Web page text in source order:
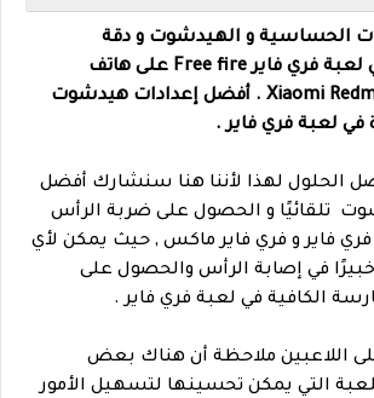
الحساسية و الهيدشوت و دقة
التصويب و DPI في لعبة فري فاير Free fire على هاتف
أفضل إعدادات هيدشوت
في لعبة فري فاير .
الحلول لهذا لأننا هنا سنشارك أفضل
تلقائيًا و الحصول على ضربة الرأس
فري فاير و فري فاير ماكس , حيث يمكن لأي
في إصابة الرأس والحصول على
الكافية في لعبة فري فاير .
اللاعبين ملاحظة أن هناك بعض
التي يمكن تحسينها لتسهيل الأمور